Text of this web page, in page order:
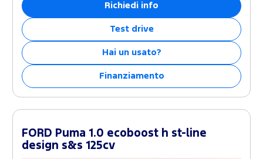
Richiedi info
Test drive
Hai un usato?
Finanziamento
FORD Puma 1.0 ecoboost h st-line
design s&s 125cv